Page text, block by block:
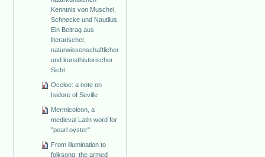
Kenntnis von Muschel,
Schnecke und Nautilus.
Ein Beitrag aus
literarischer,
naturwissenschaftlicher
und kunsthistorischer
Sicht
Oceloe: a note on
Isidore of Seville
Mermicoleon, a
medieval Latin word for
"pearl oyster"
From illumination to
folksong: the armed